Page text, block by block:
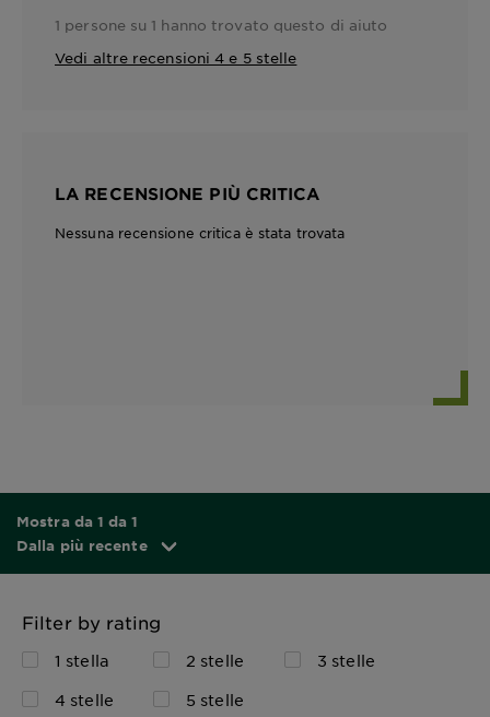
1 persone su 1 hanno trovato questo di aiuto
Vedi altre recensioni 4 e 5 stelle
LA RECENSIONE PIÙ CRITICA
Nessuna recensione critica è stata trovata
Mostra da 1 da 1
Dalla più recente
Filter by rating
1 stella 2 stelle
3 stelle
4 stelle
5 stelle